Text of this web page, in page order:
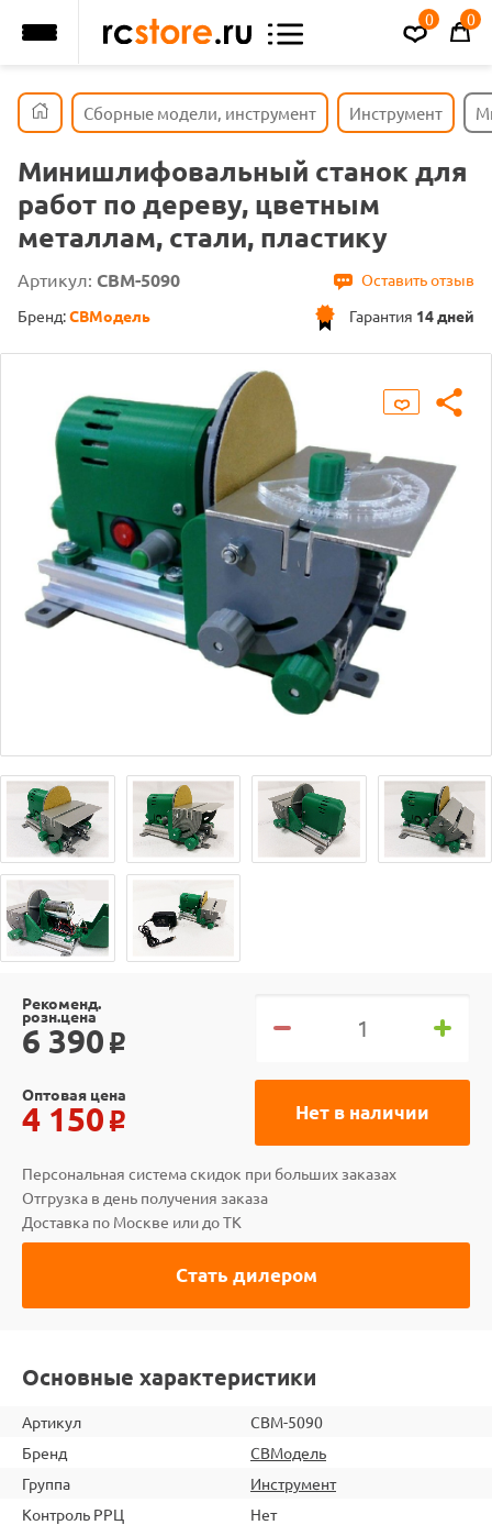
0 0
Сборные модели, инструмент Инструмент
Минишлифовальный станок для
работ по дереву, цветным
металлам, стали, пластику
Артикул: CBM-5090
Оставить отзыв
Гарантия 14 дней
Бренд:СВМодель
Рекоменд.
розн.цена
6 390 o
Нет в наличии
Оптовая цена
4 150 o
Персональная система скидок при больших заказах
Отгрузка в день получения заказа
Доставка по Москве или до ТК
Стать дилером
Основные характеристики
Артикул
CBM-5090
Бренд
СВМодель
Группа
Инструмент
Контроль РРЦ
Нет